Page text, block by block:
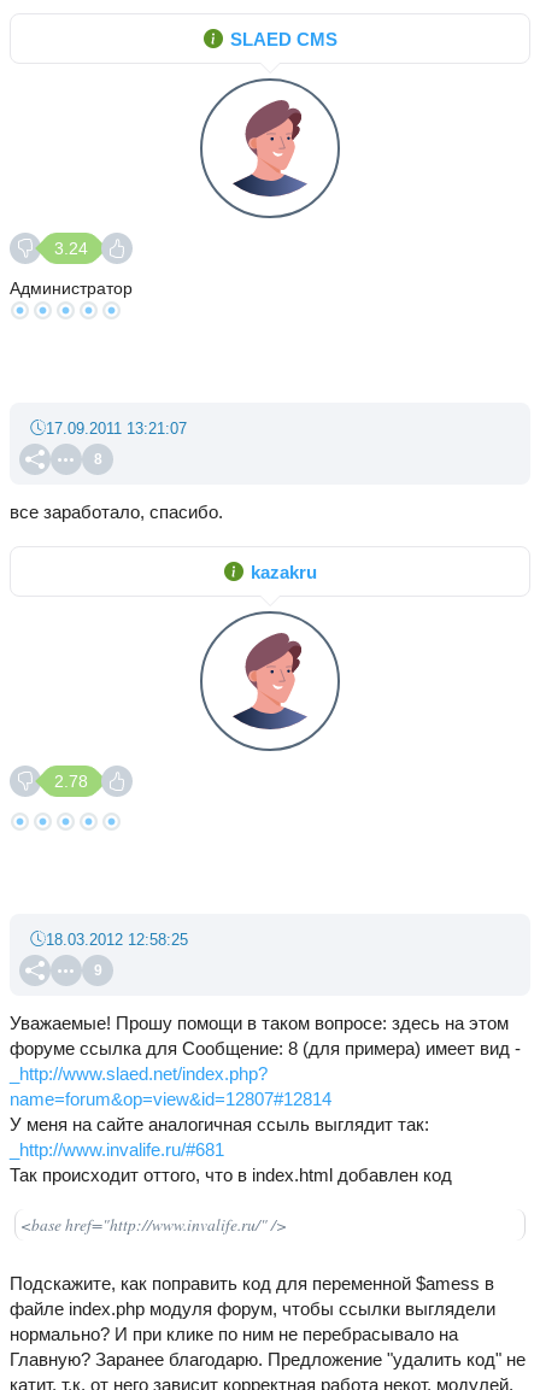
SLAED CMS
3.24
Администратор
8
17.09.2011 13:21:07
все заработало, спасибо.
kazakru
2.78
9
18.03.2012 12:58:25
Уважаемые! Прошу помощи в таком вопросе: здесь на этом
форуме ссылка для Сообщение: 8 (для примера) имеет вид -
_http://www.slaed.net/index.php?
name=forum&op=view&id=12807#12814
У меня на сайте аналогичная ссыль выглядит так:
_http://www.invalife.ru/#681
Так происходит оттого, что в index.html добавлен код
<base href="http://www.invalife.ru/" />
Подскажите, как поправить код для переменной $amess в
файле index.php модуля форум, чтобы ссылки выглядели
нормально? И при клике по ним не перебрасывало на
Главную? Заранее благодарю. Предложение "удалить код" не
катит, т.к. от него зависит корректная работа некот. модулей.